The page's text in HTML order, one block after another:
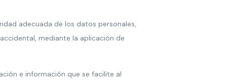
adecuada de los datos personales,
mediante la aplicación de
e información que se facilite al